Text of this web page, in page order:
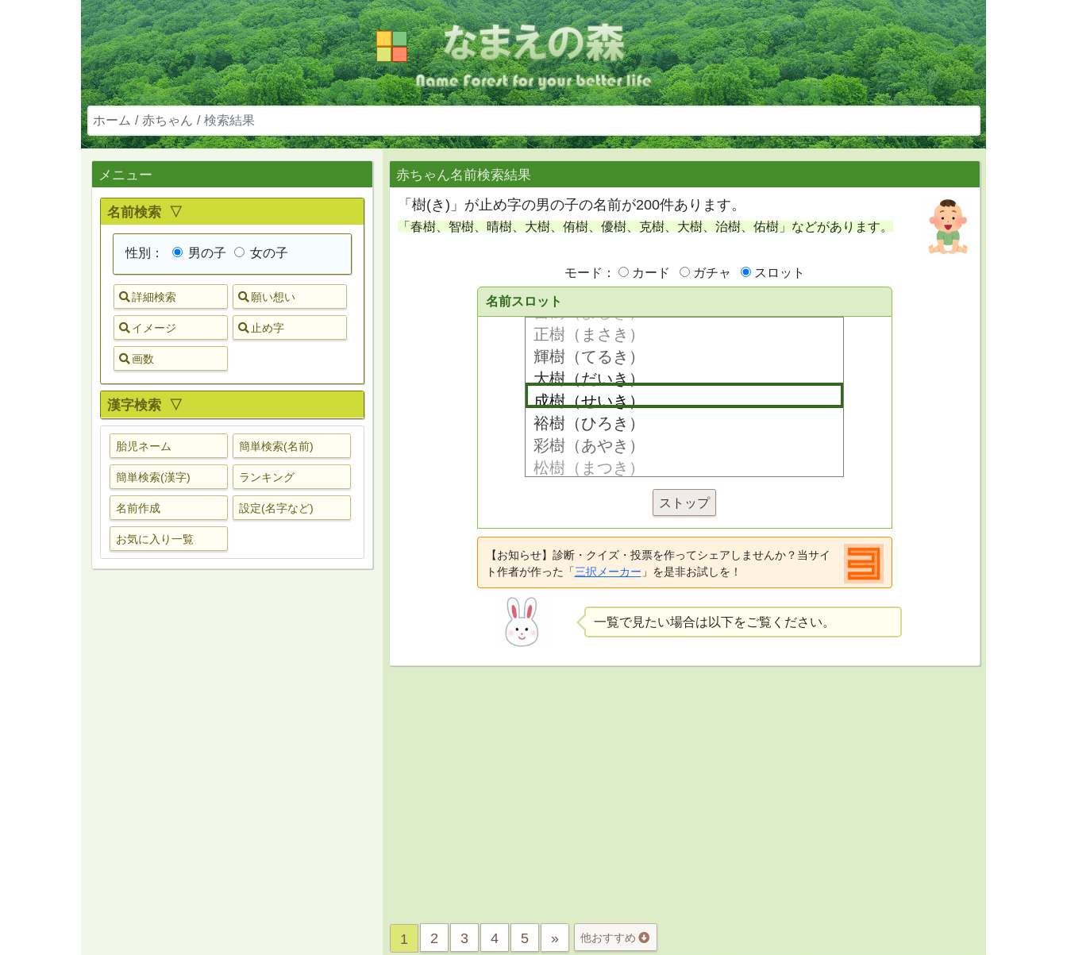
ホーム 赤ちゃん 検索結果
メニュー
名前検索 ▽
性別： 男の子 女の子
詳細検索 願い想い
イメージ 止め字
画数
漢字検索 ▽
胎児ネーム 簡単検索(名前)
簡単検索(漢字) ランキング
名前作成 設定(名字など)
お気に入り一覧
赤ちゃん名前検索結果
「樹(き)」が止め字の男の子の名前が200件あります。
「春樹、智樹、晴樹、大樹、侑樹、優樹、克樹、大樹、治樹、佑樹」などがあります。
モード： カード ガチャ スロット
名前スロット
ストップ
【お知らせ】診断・クイズ・投票を作ってシェアしませんか？当サイ
ト作者が作った「三択メーカー 」を是非お試しを！
一覧で見たい場合は以下をご覧ください。
1 2 3 4 5 » 他おすすめ